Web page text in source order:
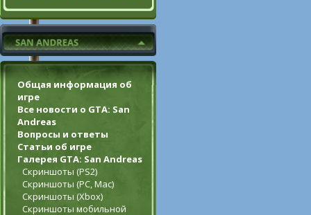
Общая информация об
игре
Все новости о GTA: San
Andreas
Вопросы и ответы
Статьи об игре
Галерея GTA: San Andreas
Скриншоты (PS2)
Скриншоты (PC, Mac)
Скриншоты (Xbox)
Скриншоты мобильной